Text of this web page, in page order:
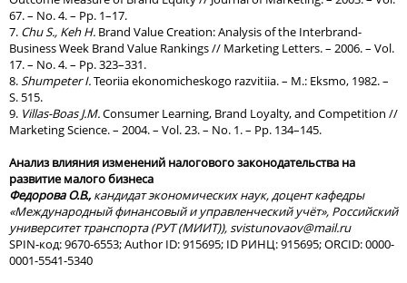
67. – No. 4. – Pp. 1–17.
7. Chu S., KehH. Brand Value Creation: Analysis of the Interbrand-
Business Week Brand Value Rankings // Marketing Letters. – 2006. – Vol.
17. – No. 4. – Pp. 323–331.
8. Shumpeter I.Teoriia ekonomicheskogo razvitiia. – M.: Eksmo, 1982. –
S. 515.
9. Villas-Boas J.M.Consumer Learning, Brand Loyalty, and Competition //
Marketing Science. – 2004. – Vol. 23. – No. 1. – Pp. 134–145.
Анализ влияния изменений налогового законодательства на
развитие малого бизнеса
Федорова О.В.,кандидат экономических наук, доцент кафедры
«Международный финансовыйи управленческий учёт», Российский
университет транспорта (РУТ (МИИТ)), svistunovaov@mail.ru
SPIN-код: 9670-6553; Author ID: 915695; ID РИНЦ: 915695; ORCID: 0000-
0001-5541-5340